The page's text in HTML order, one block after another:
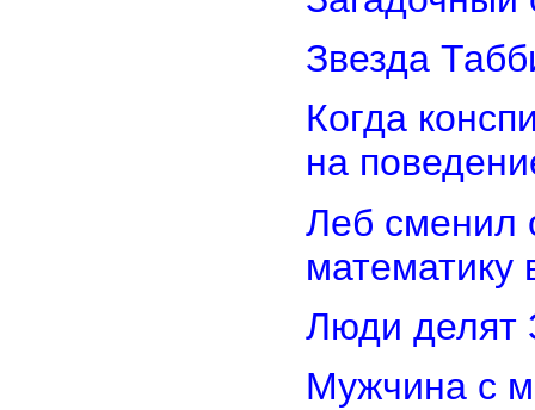
Звезда
Когда
на
Леб сменил
математику
Люди делят
Мужчина с